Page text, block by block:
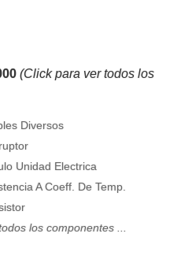
(Click para ver todos los
Diversos
Unidad Electrica
A Coeff. De Temp.
los componentes ...